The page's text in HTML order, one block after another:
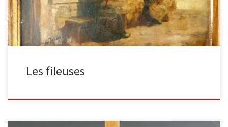
Les fileuses